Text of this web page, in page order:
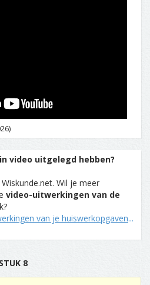
video uitgelegd hebben?
Wil je meer
video-uitwerkingen van de
van je huiswerkopgaven...
8